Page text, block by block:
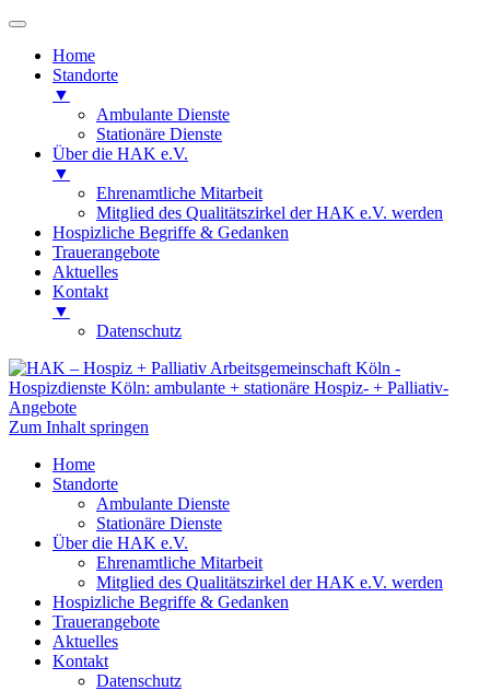
Home
Standorte
▼
Ambulante Dienste
Stationäre Dienste
Über die HAK e.V.
▼
Ehrenamtliche Mitarbeit
Mitglied des Qualitätszirkel der HAK e.V. werden
Hospizliche Begriffe & Gedanken
Trauerangebote
Aktuelles
Kontakt
▼
Datenschutz
HAK – Hospiz + Palliativ
Arbeitsgemeinschaft Köln
Hospizdienste Köln: ambulante +
stationäre Hospiz- + Palliativ-Angebote
Zum Inhalt springen
Home
Standorte
Ambulante Dienste
Stationäre Dienste
Über die HAK e.V.
Ehrenamtliche Mitarbeit
Mitglied des Qualitätszirkel der HAK e.V. werden
Hospizliche Begriffe & Gedanken
Trauerangebote
Aktuelles
Kontakt
Datenschutz